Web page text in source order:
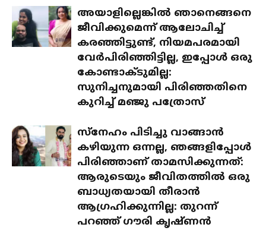
അയാളില്ലെങ്കിൽ ഞാനെങ്ങനെ
ജീവിക്കുമെന്ന് ആലോചിച്ച്
കരഞ്ഞിട്ടുണ്ട്, നിയമപരമായി
വേർപിരിഞ്ഞിട്ടില്ല, ഇപ്പോൾ ഒരു
കോണ്ടാക്ടുമില്ല:
സുനിച്ചനുമായി പിരിഞ്ഞതിനെ
കുറിച്ച് മഞ്ജു പത്രോസ്
സ്‌നേഹം പിടിച്ചു വാങ്ങാൻ
കഴിയുന്ന ഒന്നല്ല, ഞങ്ങളിപ്പോൾ
പിരിഞ്ഞാണ് താമസിക്കുന്നത്:
ആരുടെയും ജീവിതത്തിൽ ഒരു
ബാധ്യതയായി തീരാൻ
ആഗ്രഹിക്കുന്നില്ല: തുറന്ന്
പറഞ്ഞ് ഗൗരി കൃഷ്ണൻ